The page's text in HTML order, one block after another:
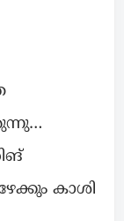
കാശി